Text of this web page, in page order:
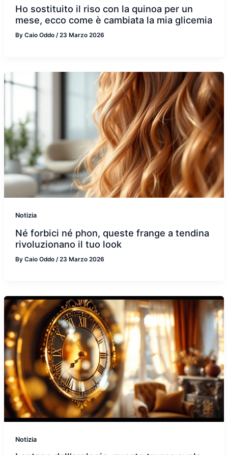
Ho sostituito il riso con la quinoa per un
mese, ecco come è cambiata la mia glicemia
By Caio Oddo /23 Marzo 2026
Notizia
Né forbici né phon, queste frange a tendina
rivoluzionano il tuo look
By Caio Oddo /23 Marzo 2026
Notizia